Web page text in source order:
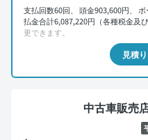
支払回数60回、 頭金903,600円、
払金合計6,087,220円（各種税金及
更できます。
見積
中古車販売